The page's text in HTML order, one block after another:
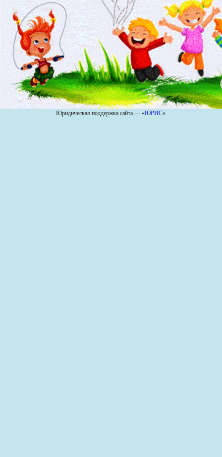
Юридическая поддержка сайта — «ЮРИС»